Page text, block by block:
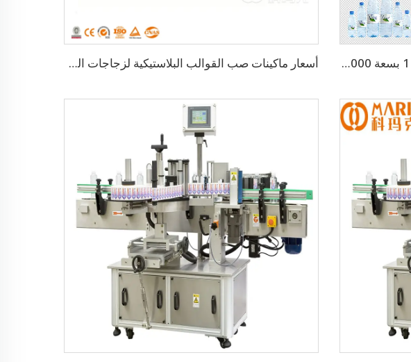
خط إنتاج مياه معدنية أوتوماتيكي 3 في 1 بسعة 15000 زجاجة بالساعة لزجاجات 500 مل (CGF32-32-8) أسعار ماكينات صب القوالب البلاستيكية لزجاجات الحيوانات الأليفة